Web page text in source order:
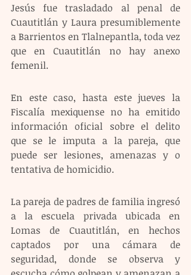
Jesús fue trasladado al penal de
Cuautitlán y Laura presumiblemente
a Barrientos en Tlalnepantla, toda vez
que en Cuautitlán no hay anexo
femenil.
En este caso, hasta este jueves la
Fiscalía mexiquense no ha emitido
información oficial sobre el delito
que se le imputa a la pareja, que
puede ser lesiones, amenazas y o
tentativa de homicidio.
La pareja de padres de familia ingresó
a la escuela privada ubicada en
Lomas de Cuautitlán, en hechos
captados por una cámara de
seguridad, donde se observa y